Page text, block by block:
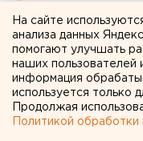
на аукцион по
Свердловский
крупный
МИД призвал
войне
На сайте
анализа данных
помогают улучшать
наших пользователей
информация
используется только
Продолжая
Политикой